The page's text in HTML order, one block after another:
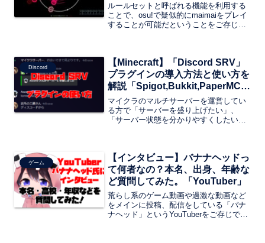
ルールセットと呼ばれる機能を利用する
ことで、osu!で疑似的にmaimaiをプレイ
することが可能だということをご存じで
がプレイできるosu!sentakkiの導入方法
について解説していきたいと思います。
Discord
【Minecraft】「Discord SRV」
プラグインの導入方法と使い方を
解説「Spigot,Bukkit,PaperMC対
応」
マイクラのマルチサーバーを運営してい
る方で「サーバーを盛り上げたい」、
「サーバー状態を分かりやすくしたい」
ラマルチサーバー」を連携してディスコ
ードのチャンネルに表示させることがで
きちゃいます。
ゲーム
【インタビュー】バナナヘッドっ
て何者なの？本名、出身、年齢な
ど質問してみた。「YouTuber」
荒らし系のゲーム動画や過激な動画など
をメインに投稿、配信をしている「バナ
ナヘッド」というYouTuberをご存じでし